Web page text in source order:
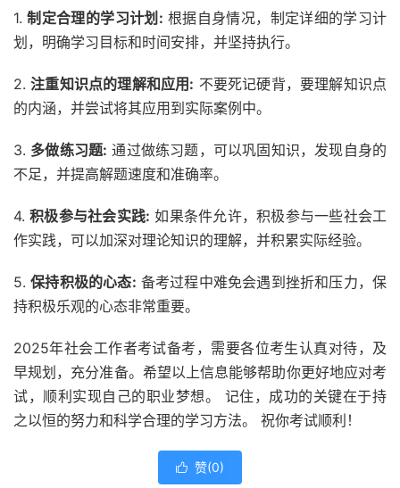
1.制定合理的学习计划: 根据自身情况，制定详细的学习计
划，明确学习目标和时间安排，并坚持执行。
2.注重知识点的理解和应用: 不要死记硬背，要理解知识点
的内涵，并尝试将其应用到实际案例中。
3. 多做练习题: 通过做练习题，可以巩固知识，发现自身的
不足，并提高解题速度和准确率。
4.积极参与社会实践: 如果条件允许，积极参与一些社会工
作实践，可以加深对理论知识的理解，并积累实际经验。
5.保持积极的心态: 备考过程中难免会遇到挫折和压力，保
持积极乐观的心态非常重要。
2025年社会工作者考试备考，需要各位考生认真对待，及
早规划，充分准备。希望以上信息能够帮助你更好地应对考
试，顺利实现自己的职业梦想。 记住，成功的关键在于持
之以恒的努力和科学合理的学习方法。 祝你考试顺利！
 赞(0)